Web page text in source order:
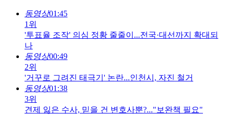
동영상01:45
1위
'투표율 조작' 의심 정황 줄줄이...전국·대선까지 확대되
나
동영상00:49
2위
'거꾸로 그려진 태극기' 논란...인천시, 자진 철거
동영상01:38
3위
견제 잃은 수사, 믿을 건 변호사뿐?..."보완책 필요"